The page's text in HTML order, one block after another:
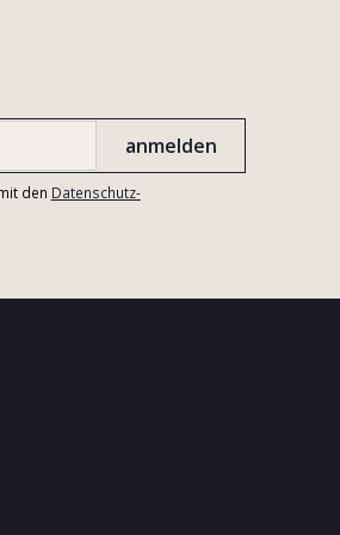
den Datenschutz-